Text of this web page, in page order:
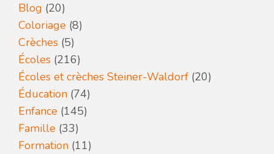
Blog (20)
Coloriage (8)
Crèches (5)
Écoles (216)
Écoles et crèches Steiner-Waldorf (20)
Éducation (74)
Enfance (145)
Famille (33)
Formation (11)